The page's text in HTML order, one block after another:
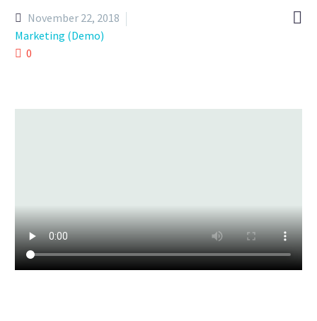

November 22, 2018
Marketing (Demo)
0